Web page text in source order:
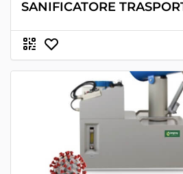
SANIFICATORE